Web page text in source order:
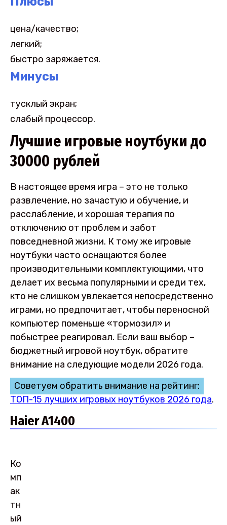
цена/качество;
легкий;
быстро заряжается.
Минусы
тусклый экран;
слабый процессор.
Лучшие игровые ноутбуки до
30000 рублей
В настоящее время игра – это не только
развлечение, но зачастую и обучение, и
расслабление, и хорошая терапия по
отключению от проблем и забот
повседневной жизни. К тому же игровые
ноутбуки часто оснащаются более
производительными комплектующими, что
делает их весьма популярными и среди тех,
кто не слишком увлекается непосредственно
играми, но предпочитает, чтобы переносной
компьютер поменьше «тормозил» и
побыстрее реагировал. Если ваш выбор –
бюджетный игровой ноутбук, обратите
внимание на следующие модели 2026 года.
Советуем обратить внимание на рейтинг:
ТОП-15 лучших игровых ноутбуков 2026 года.
Haier A1400
Ко
мп
ак
тн
ый